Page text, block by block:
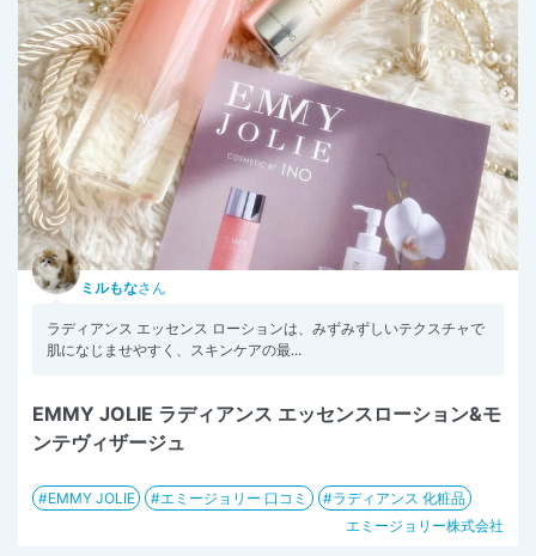
ミルもなさん
ラディアンス エッセンス ローションは、みずみずしいテクスチャで
肌になじませやすく、スキンケアの最...
EMMY JOLIE ラディアンス エッセンスローション&モ
ンテヴィザージュ
EMMY JOLIE エミージョリー 口コミ
ラディアンス 化粧品
エミージョリー株式会社